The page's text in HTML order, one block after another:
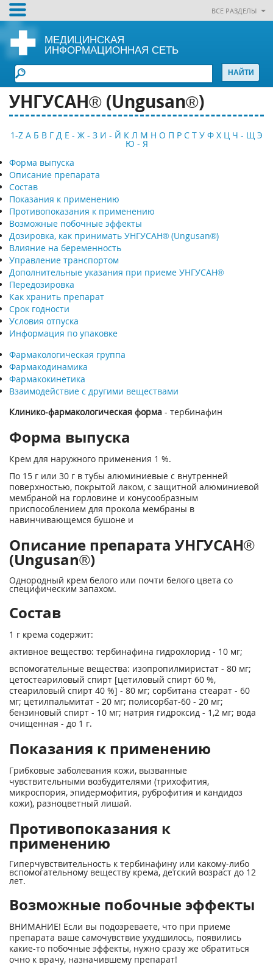
ВСЕ РАЗДЕЛЫ
МЕДИЦИНСКАЯ
ИНФОРМАЦИОННАЯ СЕТЬ
УНГУСАН® (Ungusan®)
1-Z А Б В Г Д Е - Ж - З И - Й К Л М Н О П Р С Т У Ф Х Ц Ч - Щ Э
Ю - Я
Форма выпуска
Описание препарата
Состав
Показания к применению
Противопоказания к применению
Возможные побочные эффекты
Дозировка, как принимать УНГУСАН® (Ungusan®)
Влияние на беременность
Управление транспортом
Дополнительные указания при приеме УНГУСАН®
Передозировка
Как хранить препарат
Срок годности
Условия отпуска
Информация по упаковке
Фармакологическая группа
Фармакодинамика
Фармакокинетика
Взаимодействие с другими веществами
Клинико-фармакологическая форма - тербинафин
Форма выпуска
Крем для наружного применения 1 %.
По 15 г или 30 г в тубы алюминиевые с внутренней
поверхностью, покрытой лаком, с защитной алюминиевой
мембраной на горловине и конусообразным
приспособлением для прокола мембраны в
навинчивающемся бушоне и
Описание препарата УНГУСАН®
(Ungusan®)
Однородный крем белого или почти белого цвета со
специфическим запахом.
Состав
1 г крема содержит:
активное вещество: тербинафина гидрохлорид - 10 мг;
вспомогательные вещества: изопропилмиристат - 80 мг;
цетостеариловый спирт [цетиловый спирт 60 %,
стеариловый спирт 40 %] - 80 мг; сорбитана стеарат - 60
мг; цетилпальмитат - 20 мг; полисорбат-60 - 20 мг;
бензиновый спирт - 10 мг; натрия гидроксид - 1,2 мг; вода
очищенная - до 1 г.
Показания к применению
Грибковые заболевания кожи, вызванные
чувствительными возбудителями (трихофития,
микроспория, эпидермофития, руброфития и кандидоз
кожи), разноцветный лишай.
Противопоказания к
применению
Гиперчувствительность к тербинафину или какому-либо
вспомогательному веществу крема, детский возраст до 12
лет.
Возможные побочные эффекты
ВНИМАНИЕ! Если вы подозреваете, что при приеме
препарата ваше самочувствие ухудшилось, появились
какие-то побочные эффекты, нужно сразу же обратиться
очно к врачу, назначившему препарат!